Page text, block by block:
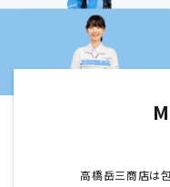
高橋岳三商店は